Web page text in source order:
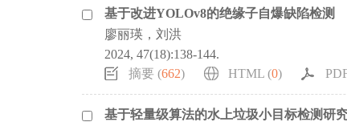
基于改进YOLOv8的绝缘子自爆缺陷检测
廖丽瑛，刘洪
2024, 47(18):138-144.
摘要 (662) HTML (0)
基于轻量级算法的水上垃圾小目标检测研